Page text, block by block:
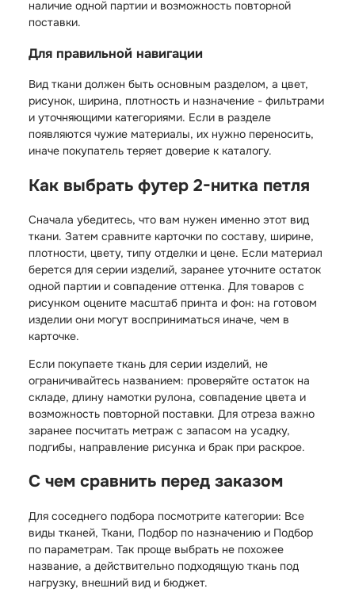
наличие одной партии и возможность повторной
поставки.
Для правильной навигации
Вид ткани должен быть основным разделом, а цвет,
рисунок, ширина, плотность и назначение - фильтрами
и уточняющими категориями. Если в разделе
появляются чужие материалы, их нужно переносить,
иначе покупатель теряет доверие к каталогу.
Как выбрать футер 2-нитка петля
Сначала убедитесь, что вам нужен именно этот вид
ткани. Затем сравните карточки по составу, ширине,
плотности, цвету, типу отделки и цене. Если материал
берется для серии изделий, заранее уточните остаток
одной партии и совпадение оттенка. Для товаров с
рисунком оцените масштаб принта и фон: на готовом
изделии они могут восприниматься иначе, чем в
карточке.
Если покупаете ткань для серии изделий, не
ограничивайтесь названием: проверяйте остаток на
складе, длину намотки рулона, совпадение цвета и
возможность повторной поставки. Для отреза важно
заранее посчитать метраж с запасом на усадку,
подгибы, направление рисунка и брак при раскрое.
С чем сравнить перед заказом
Для соседнего подбора посмотрите категории: Все
виды тканей, Ткани, Подбор по назначению и Подбор
по параметрам. Так проще выбрать не похожее
название, а действительно подходящую ткань под
нагрузку, внешний вид и бюджет.